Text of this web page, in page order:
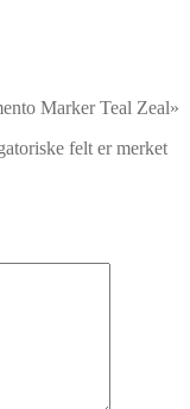
Marker Teal Zeal»
felt er merket